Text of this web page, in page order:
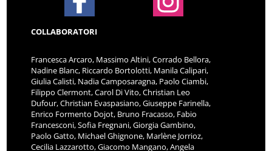
COLLABORATORI
Francesca Arcaro, Massimo Altini, Corrado Bellora,
Nadine Blanc, Riccardo Bortolotti, Manila Calipari,
Giulia Calisti, Nadia Camposaragna, Paolo Ciambi,
Filippo Clermont, Carol Di Vito, Christian Leo
Dufour, Christian Evaspasiano, Giuseppe Farinella,
Enrico Formento Dojot, Bruno Fracasso, Fabio
Francesconi, Sofia Fregnani, Giorgia Gambino,
Paolo Gatto, Michael Ghignone, Marlène Jorrioz,
Cecilia Lazzarotto, Giacomo Mangano, Angela